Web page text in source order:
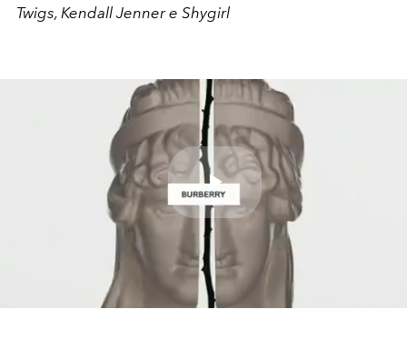
Twigs, Kendall Jenner e Shygirl
Play
Video